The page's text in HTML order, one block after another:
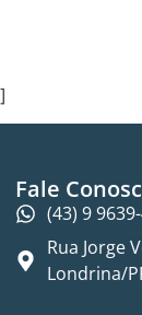
Fale
(43) 9
Rua Jorge
Londrina/